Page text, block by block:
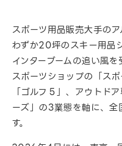
スポーツ用品販売大手の
わずか20坪のスキー用品
インターブームの追い風
スポーツショップの「ス
「ゴルフ５」、アウトド
ーズ」の3業態を軸に、
す。